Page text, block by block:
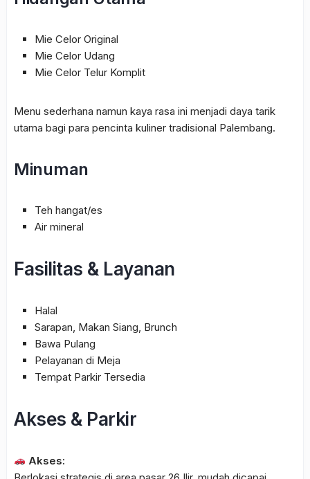
Mie Celor Original
Mie Celor Udang
Mie Celor Telur Komplit
Menu sederhana namun kaya rasa ini menjadi daya tarik
utama bagi para pencinta kuliner tradisional Palembang.
Minuman
Teh hangat/es
Air mineral
Fasilitas & Layanan
Halal
Sarapan, Makan Siang, Brunch
Bawa Pulang
Pelayanan di Meja
Tempat Parkir Tersedia
Akses & Parkir
Akses: